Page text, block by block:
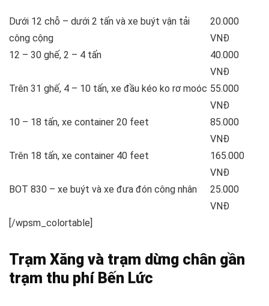
Dưới 12 chỗ – dưới 2 tấn và xe buýt vận tải
công cộng
20.000
VNĐ
12 – 30 ghế, 2 – 4 tấn
40.000
VNĐ
Trên 31 ghế, 4 – 10 tấn, xe đầu kéo ko rơ moóc 55.000
VNĐ
10 – 18 tấn, xe container 20 feet
85.000
VNĐ
Trên 18 tấn, xe container 40 feet
165.000
VNĐ
BOT 830 – xe buýt và xe đưa đón công nhân
25.000
VNĐ
[/wpsm_colortable]
Trạm Xăng và trạm dừng chân gần
trạm thu phí Bến Lức